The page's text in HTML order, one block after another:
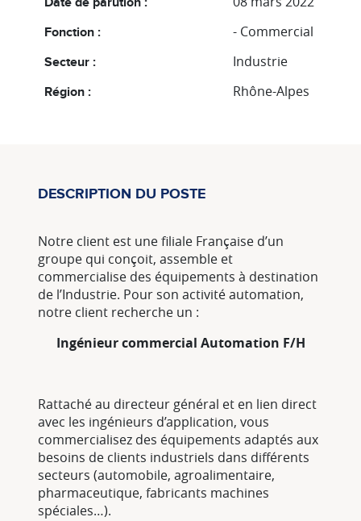
Fonction : - Commercial
Secteur : Industrie
Région : Rhône-Alpes
DESCRIPTION DU POSTE
Notre client est une filiale Française d’un
groupe qui conçoit, assemble et
commercialise des équipements à destination
de l’Industrie. Pour son activité automation,
notre client recherche un :
Ingénieur commercial Automation F/H
Rattaché au directeur général et en lien direct
avec les ingénieurs d’application, vous
commercialisez des équipements adaptés aux
besoins de clients industriels dans différents
secteurs (automobile, agroalimentaire,
pharmaceutique, fabricants machines
spéciales…).